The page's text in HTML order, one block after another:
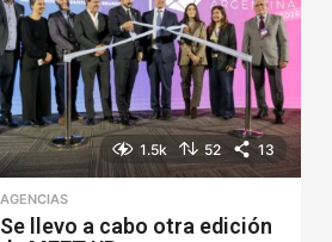
1.5k 52 13
AGENCIAS
Se llevo a cabo otra edición